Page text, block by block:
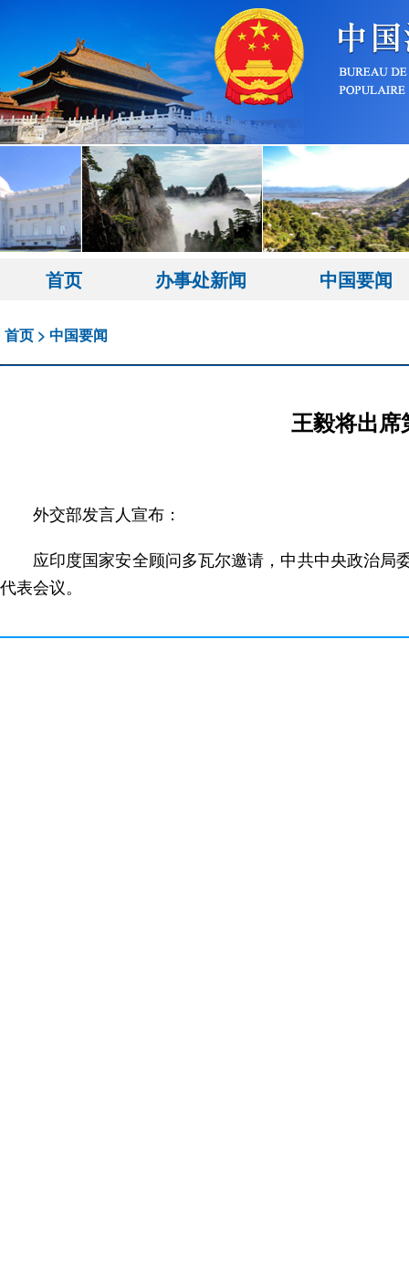
首页 办事处新闻 中国要闻
首页 > 中国要闻
王毅将出席
外交部发言人宣布：
应印度国家安全顾问多瓦尔邀请，中共中央政治
代表会议。